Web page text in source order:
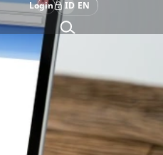
Login ID EN